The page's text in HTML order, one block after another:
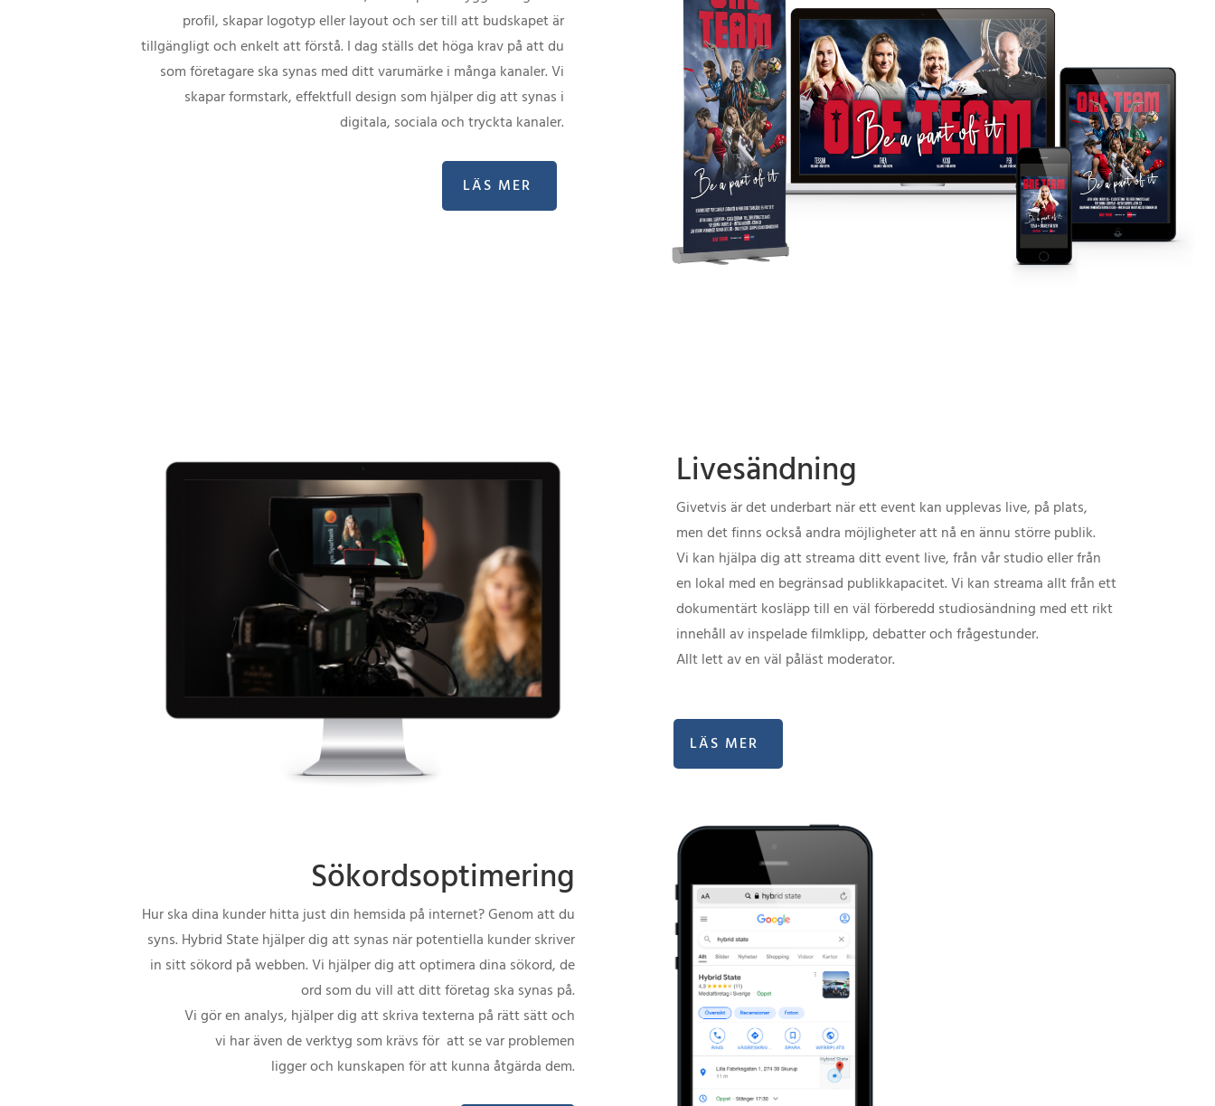
profil, skapar logotyp eller layout och ser till att budskapet är
tillgängligt och enkelt att förstå. I dag ställs det höga krav på att du
som företagare ska synas med ditt varumärke i många kanaler. Vi
skapar formstark, effektfull design som hjälper dig att synas i
digitala, sociala och tryckta kanaler.
LÄS MER
Livesändning
Givetvis är det underbart när ett event kan upplevas live, på plats,
men det finns också andra möjligheter att nå en ännu större publik.
Vi kan hjälpa dig att streama ditt event live, från vår studio eller från
en lokal med en begränsad publikkapacitet. Vi kan streama allt från ett
dokumentärt kosläpp till en väl förberedd studiosändning med ett rikt
innehåll av inspelade filmklipp, debatter och frågestunder.
Allt lett av en väl påläst moderator.
LÄS MER
Sökordsoptimering
Hur ska dina kunder hitta just din hemsida på internet? Genom att du
syns. Hybrid State hjälper dig att synas när potentiella kunder skriver
in sitt sökord på webben. Vi hjälper dig att optimera dina sökord, de
ord som du vill att ditt företag ska synas på.
Vi gör en analys, hjälper dig att skriva texterna på rätt sätt och
vi har även de verktyg som krävs för att se var problemen
ligger och kunskapen för att kunna åtgärda dem.